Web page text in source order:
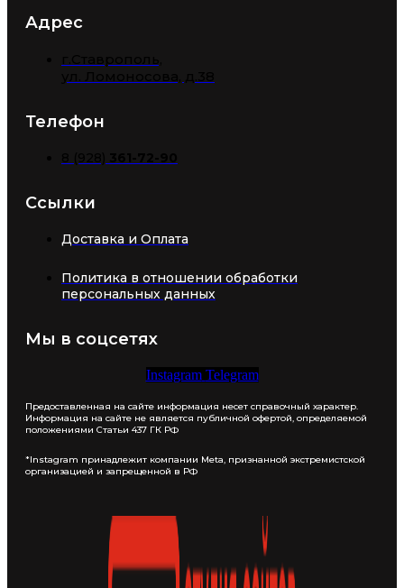
Адрес
Телефон
Ссылки
Доставка и Оплата
Политика в отношении обработки
персональных данных
Мы в соцсетях
Instagram Telegram
Предоставленная на сайте информация несет справочный характер.
Информация на сайте не является публичной офертой, определяемой
положениями Статьи 437 ГК РФ
*Instagram принадлежит компании Meta, признанной экстремистской
организацией и запрещенной в РФ